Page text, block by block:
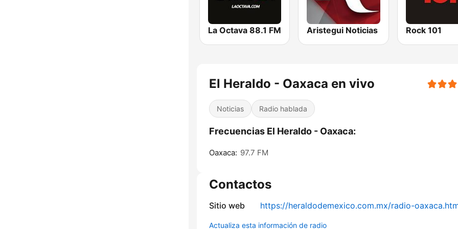
La Octava 88.1 FM Aristegui Noticias Rock 101
El Heraldo - Oaxaca en vivo
Noticias Radio hablada
Frecuencias El Heraldo - Oaxaca:
Oaxaca: 97.7 FM
Contactos
Sitio web https://heraldodemexico.com.mx/radio-
Actualiza esta información de radio